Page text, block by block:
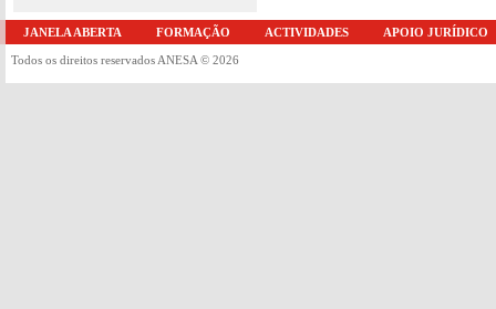
JANELA ABERTA FORMAÇÃO ACTIVIDADES APOIO JURÍDICO
Todos os direitos reservados ANESA © 2026